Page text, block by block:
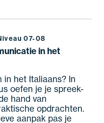
07-08
in het
het Italiaans? In
oefen je je spreek-
hand van
opdrachten.
aanpak pas je